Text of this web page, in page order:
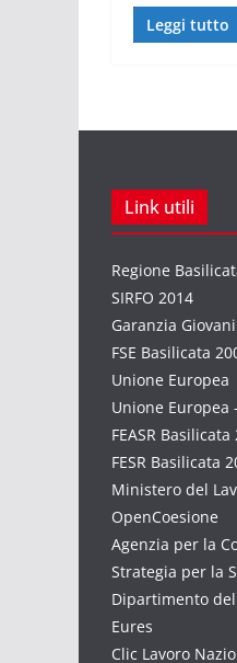
Leggi tutto
Link utili
Regione
SIRFO 2014
Garanzia Giovani
FSE Basilicata
Unione Europea
Unione Europea
FEASR
FESR Basilicata
Ministero del
OpenCoesione
Agenzia per la
Strategia per la
Dipartimento
Eures
Clic Lavoro